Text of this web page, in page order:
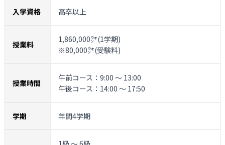
入学資格 高卒以上
授業料
1,860,000㌆(1学期)
※80,000㌆(受験料)
授業時間
午前コース：9:00 ～ 13:00
午後コース：14:00 ～ 17:50
学期 年間4学期